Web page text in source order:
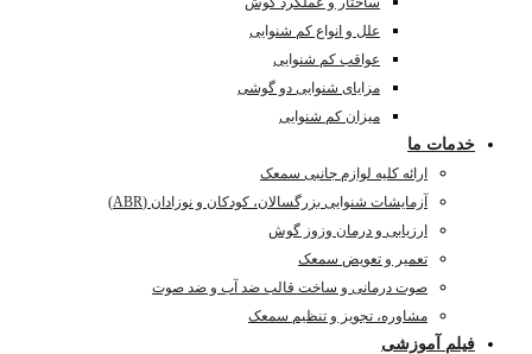
علل و انواع کم شنوایی
عواقب کم شنوایی
مزایای شنوایی دو گوشی
میزان کم شنوایی
خدمات ما
ارائه کلیه لوازم جانبی سمعک
آزمایشات شنوایی بزرگسالان، کودکان و نوزادان (ABR)
ارزیابی و درمان وزوز گوش
تعمیر و تعویض سمعک
صوت درمانی و ساخت قالب ضد آب و ضد صوت
مشاوره، تجویز و تنظیم سمعک
فیلم آموزشی